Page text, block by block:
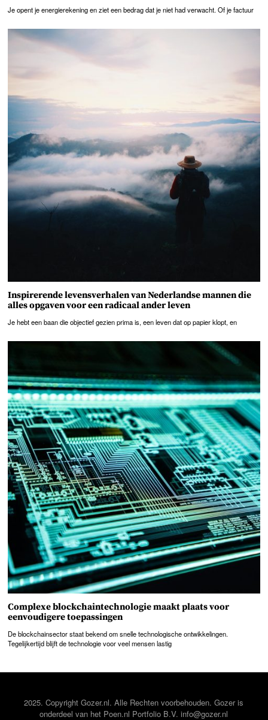
Je opent je energierekening en ziet een bedrag dat je niet had verwacht. Of je factuur
Inspirerende levensverhalen van Nederlandse mannen die
alles opgaven voor een radicaal ander leven
Je hebt een baan die objectief gezien prima is, een leven dat op papier klopt, en
Complexe blockchaintechnologie maakt plaats voor
eenvoudigere toepassingen
De blockchainsector staat bekend om snelle technologische ontwikkelingen.
Tegelijkertijd blijft de technologie voor veel mensen lastig
2025. Copyright Gozer.nl. Alle Rechten voorbehouden. Gozer is
onderdeel van het Poen.nl Portfolio B.V. info@gozer.nl